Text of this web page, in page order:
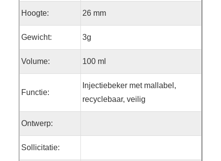
Hoogte: 26 mm
Gewicht: 3g
Volume: 100 ml
Functie:
Injectiebeker met mallabel,
recyclebaar, veilig
Ontwerp:
Sollicitatie: